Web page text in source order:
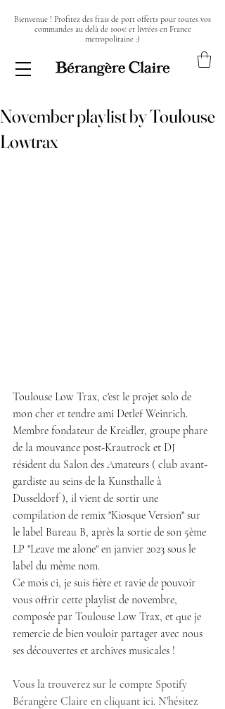
Bienvenue ! Profitez des frais de port offerts pour toutes vos
commandes au delà de 100€ et livrées en France
metropolitaine :)
November playlist by Toulouse
Lowtrax
Toulouse Low Trax, c'est le projet solo de
mon cher et tendre ami Detlef Weinrich.
Membre fondateur de Kreidler, groupe phare
de la mouvance post-Krautrock et DJ
résident du Salon des Amateurs ( club avant-
gardiste au seins de la Kunsthalle à
Dusseldorf ), il vient de sortir une
compilation de remix "Kiosque Version" sur
le label Bureau B, après la sortie de son 5ème
LP "Leave me alone" en janvier 2023 sous le
label du même nom.
Ce mois ci, je suis fière et ravie de pouvoir
vous offrir cette playlist de novembre,
composée par Toulouse Low Trax, et que je
remercie de bien vouloir partager avec nous
ses découvertes et archives musicales !
Vous la trouverez sur le compte Spotify
Bérangère Claire en cliquant ici. N'hésitez